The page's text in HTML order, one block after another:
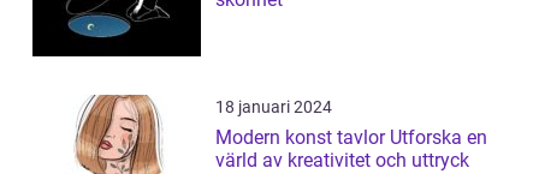
18 januari 2024
Modern konst tavlor Utforska en
värld av kreativitet och uttryck